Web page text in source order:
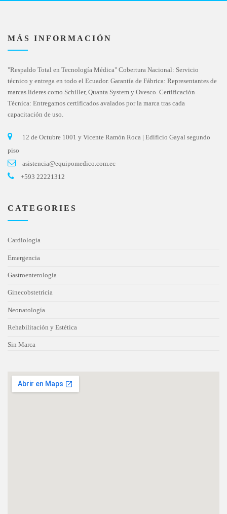
MÁS INFORMACIÓN
"Respaldo Total en Tecnología Médica" Cobertura Nacional: Servicio
técnico y entrega en todo el Ecuador. Garantía de Fábrica: Representantes de
marcas líderes como Schiller, Quanta System y Ovesco. Certificación
Técnica: Entregamos certificados avalados por la marca tras cada
capacitación de uso.
12 de Octubre 1001 y Vicente Ramón Roca | Edificio Gayal segundo
piso
asistencia@equipomedico.com.ec
+593 22221312
CATEGORIES
Cardiología
Emergencia
Gastroenterología
Ginecobstetricia
Neonatología
Rehabilitación y Estética
Sin Marca